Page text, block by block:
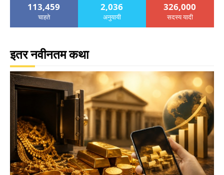
113,459
चाहते
2,036
अनुयायी
326,000
सदस्य यादी
इतर नवीनतम कथा